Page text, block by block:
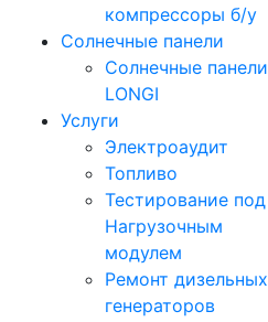
компрессоры б/у
Солнечные панели
Солнечные панели
LONGI
Услуги
Электроаудит
Топливо
Тестирование под
Нагрузочным
модулем
Ремонт дизельных
генераторов